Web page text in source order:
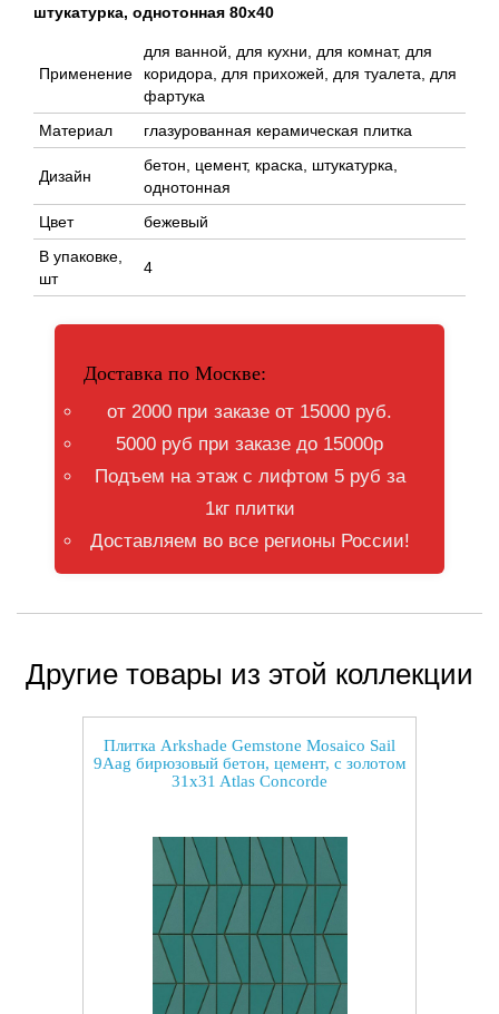
штукатурка, однотонная 80x40
Применение
для ванной, для кухни, для комнат, для
коридора, для прихожей, для туалета, для
фартука
Материал
глазурованная керамическая плитка
Дизайн
бетон, цемент, краска, штукатурка,
однотонная
Цвет
бежевый
В упаковке,
шт
4
Доставка по Москве:
от 2000 при заказе от 15000 руб.
5000 руб при заказе до 15000р
Подъем на этаж с лифтом 5 руб за
1кг плитки
Доставляем во все регионы России!
Другие товары из этой коллекции
Плитка Arkshade Gemstone Mosaico Sail
9Aag бирюзовый бетон, цемент, с золотом
31x31 Atlas Concorde